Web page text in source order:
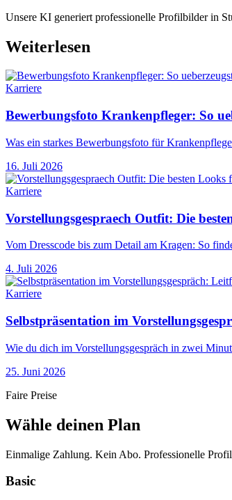
Unsere KI generiert professionelle Profilbilder in
Weiterlesen
Karriere
Bewerbungsfoto Krankenpfleger: So
Was ein starkes Bewerbungsfoto für
16. Juli 2026
Karriere
Vorstellungsgespraech Outfit: Die
Vom Dresscode bis zum Detail am Kragen: So
4. Juli 2026
Karriere
Selbstpräsentation im
Wie du dich im Vorstellungsgespräch in zwei
25. Juni 2026
Faire Preise
Wähle deinen Plan
Einmalige Zahlung. Kein Abo. Professionelle
Basic